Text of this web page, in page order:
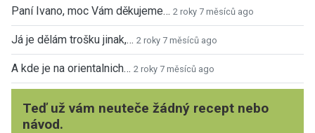
Paní Ivano, moc Vám děkujeme… 2 roky 7 měsíců ago
Já je dělám trošku jinak,… 2 roky 7 měsíců ago
A kde je na orientalnich… 2 roky 7 měsíců ago
Teď už vám neuteče žádný recept nebo
návod.